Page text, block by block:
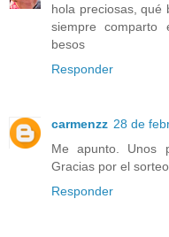
hola preciosas, qué
siempre comparto
besos
Responder
carmenzz 28 de
Me apunto. Unos
Gracias por el sorteo.
Responder